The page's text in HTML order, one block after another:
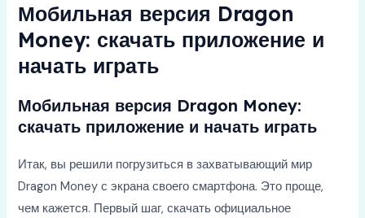
Мобильная версия Dragon
Money: скачать приложение и
начать играть
Мобильная версия Dragon Money:
скачать приложение и начать играть
Итак, вы решили погрузиться в захватывающий мир
Dragon Money с экрана своего смартфона. Это проще,
чем кажется. Первый шаг, скачать официальное